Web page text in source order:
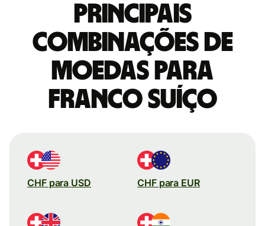
Principais
combinações de
moedas para
Franco suíço
CHF para USD CHF para EUR